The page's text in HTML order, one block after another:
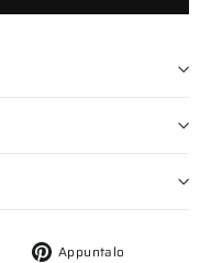
Twitta Appuntalo